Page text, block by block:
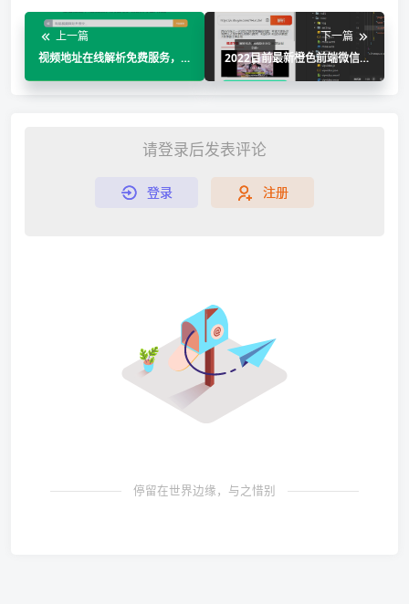
上一篇
视频地址在线解析免费服务，
Parsevideo
下一篇
2022目前最新橙色前端微信去
水印小程序源码
请登录后发表评论
登录 注册
停留在世界边缘，与之惜别